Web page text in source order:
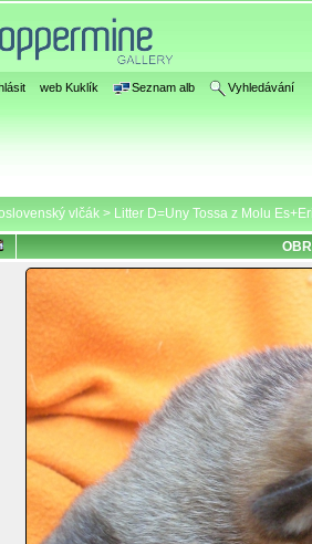
web Kuklík Seznam alb Vyhledávání
vlčák > Litter D=Uny Tossa z Molu